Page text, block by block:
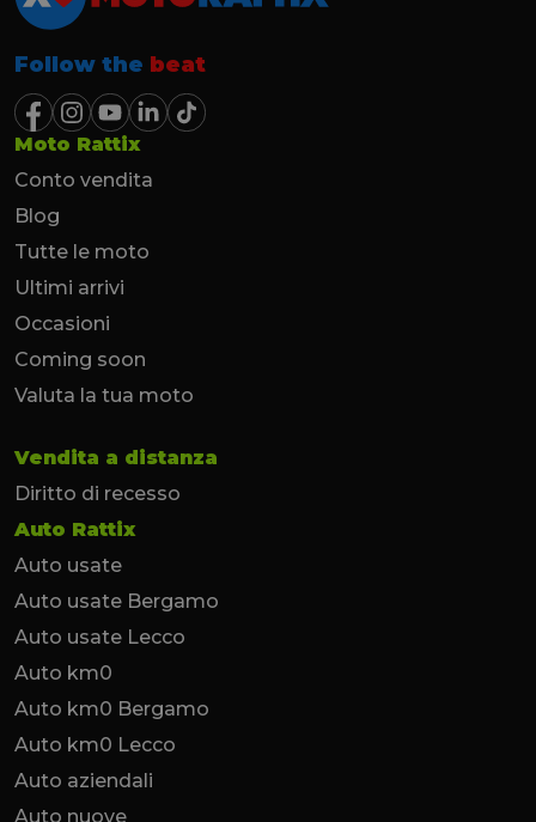
Follow the beat
Moto Rattix
Conto vendita
Blog
Tutte le moto
Ultimi arrivi
Occasioni
Coming soon
Valuta la tua moto
Vendita a distanza
Diritto di recesso
Auto Rattix
Auto usate
Auto usate Bergamo
Auto usate Lecco
Auto km0
Auto km0 Bergamo
Auto km0 Lecco
Auto aziendali
Auto nuove